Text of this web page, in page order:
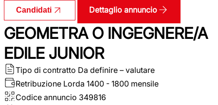
Candidati Dettaglio annuncio
GEOMETRA O INGEGNERE/A
EDILE JUNIOR
Tipo di contratto Da definire – valutare
Retribuzione Lorda 1400 - 1800 mensile
Codice annuncio 349816